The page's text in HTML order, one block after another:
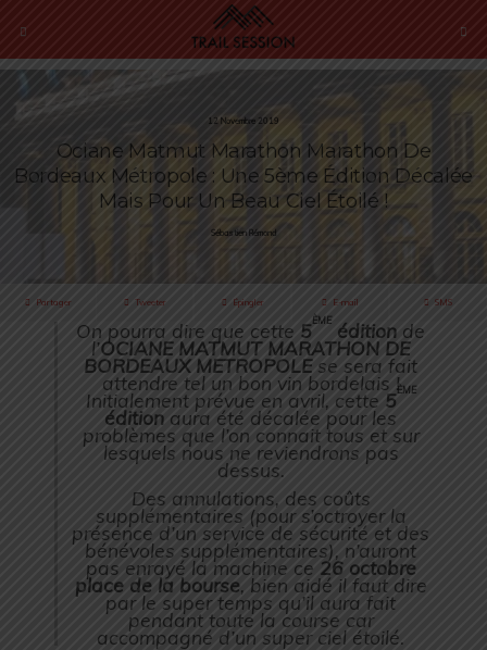
12 Novembre 2019
Ociane Matmut Marathon Marathon De
Bordeaux Métropole : Une 5ème Édition Décalée
Mais Pour Un Beau Ciel Étoilé !
Sébastien Rémond
Partager Tweeter Épingler E-mail SMS
On pourra dire que cette 5
ème
édition de
l’OCIANE MATMUT MARATHON DE
BORDEAUX METROPOLEse sera fait
attendre tel un bon vin bordelais !
Initialement prévue en avril, cette 5
ème
édition aura été décalée pour les
problèmes que l’on connait tous et sur
lesquels nous ne reviendrons pas
dessus.
Des annulations, des coûts
supplémentaires (pour s’octroyer la
présence d’un service de sécurité et des
bénévoles supplémentaires), n’auront
pas enrayé la machine ce 26 octobre
place de la bourse, bien aidé il faut dire
par le super temps qu’il aura fait
pendant toute la course car
accompagné d’un super ciel étoilé.